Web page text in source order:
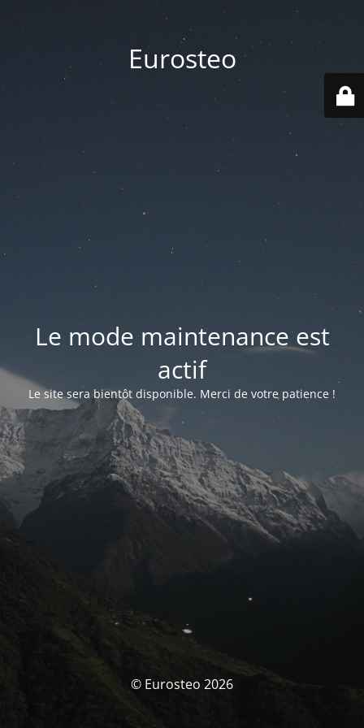
Eurosteo
Le mode maintenance est
actif
Le site sera bientôt disponible. Merci de votre patience !
© Eurosteo 2026